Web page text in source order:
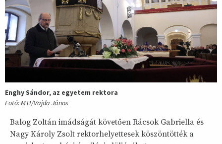
Enghy Sándor, az egyetem rektora
Fotó: MTI/Vajda János
Balog Zoltán imádságát követően Rácsok Gabriella és
Nagy Károly Zsolt rektorhelyettesek köszöntötték a